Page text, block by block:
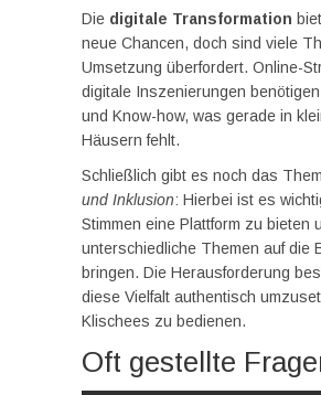
Die digitale Transformation
neue Chancen, doch sind viele
Umsetzung überfordert. Online-
digitale Inszenierungen
und Know-how, was gerade in
Häusern fehlt.
Schließlich gibt es noch das
und Inklusion: Hierbei ist es
Stimmen eine Plattform zu bieten
unterschiedliche Themen auf die
bringen. Die Herausforderung
diese Vielfalt authentisch
Klischees zu bedienen.
Oft gestellte